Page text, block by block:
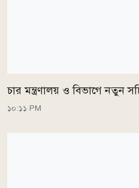
চার মন্ত্রণালয় ও বিভাগে নতুন
১০:১১ PM